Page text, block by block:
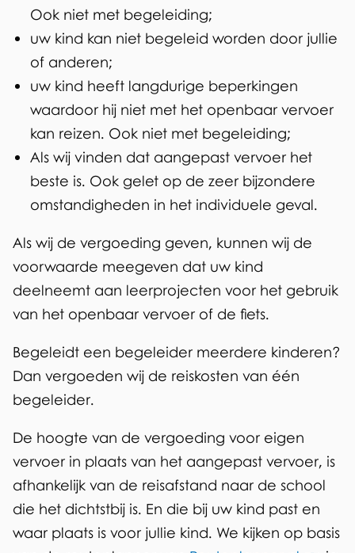
Ook niet met begeleiding;
uw kind kan niet begeleid worden door jullie
of anderen;
uw kind heeft langdurige beperkingen
waardoor hij niet met het openbaar vervoer
kan reizen. Ook niet met begeleiding;
Als wij vinden dat aangepast vervoer het
beste is. Ook gelet op de zeer bijzondere
omstandigheden in het individuele geval.
Als wij de vergoeding geven, kunnen wij de
voorwaarde meegeven dat uw kind
deelneemt aan leerprojecten voor het gebruik
van het openbaar vervoer of de fiets.
Begeleidt een begeleider meerdere kinderen?
Dan vergoeden wij de reiskosten van één
begeleider.
De hoogte van de vergoeding voor eigen
vervoer in plaats van het aangepast vervoer, is
afhankelijk van de reisafstand naar de school
die het dichtstbij is. En die bij uw kind past en
waar plaats is voor jullie kind. We kijken op basis